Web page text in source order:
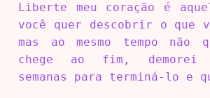
Liberte meu coração é
você quer descobrir o que
mas ao mesmo tempo não
chege ao fim, demorei
semanas para terminá-lo e